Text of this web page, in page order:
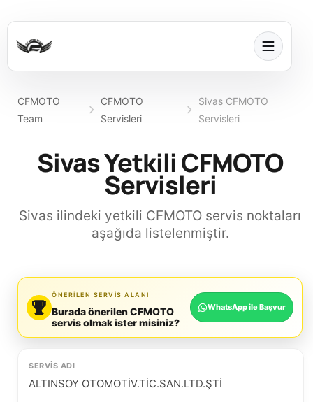
CFMOTO
Team
CFMOTO
Servisleri
Sivas CFMOTO
Servisleri
Sivas Yetkili CFMOTO
Servisleri
Sivas ilindeki yetkili CFMOTO servis noktaları
aşağıda listelenmiştir.
ÖNERILEN SERVIS ALANI
Burada önerilen CFMOTO
servis olmak ister misiniz?
WhatsApp ile Başvur
ALTINSOY OTOMOTİV.TİC.SAN.LTD.ŞTİ